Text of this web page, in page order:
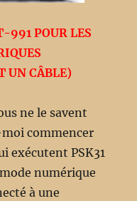
991 POUR LES
UN CÂBLE)
ne le savent
commencer
exécutent PSK31
numérique
à une